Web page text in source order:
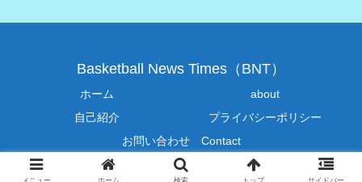
Basketball News Times（BNT）
ホーム
about
自己紹介
プライバシーポリシー
お問い合わせ Contact
© 2019-2026 Basketball News Times（BNT）.
メニュー ホーム 検索 トップ サイドバー